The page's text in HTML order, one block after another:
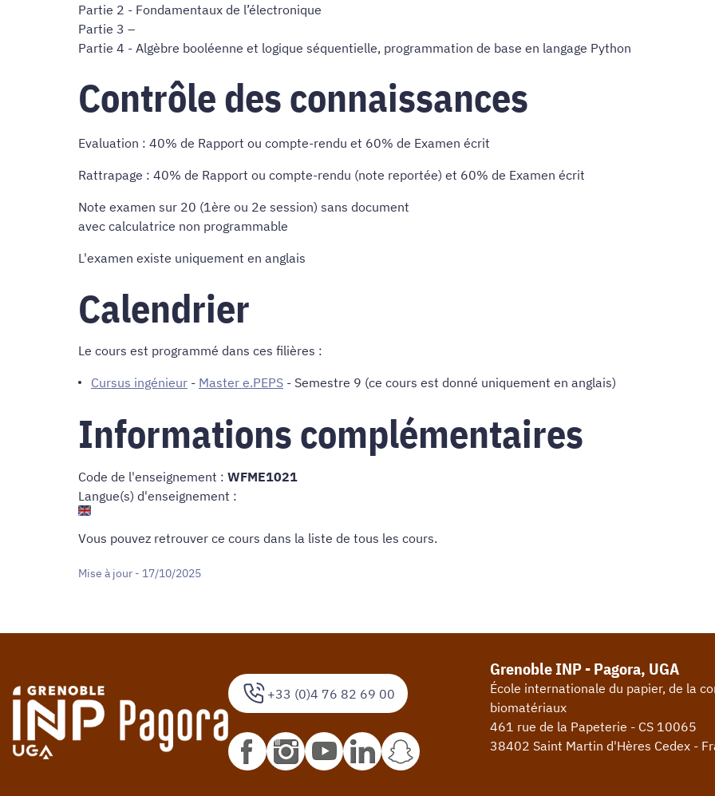
Partie 2 - Fondamentaux de l’électronique
Partie 3 –
Partie 4 - Algèbre booléenne et logique séquentielle, programmation de base en langage Python
Contrôle des connaissances
Evaluation : 40% de Rapport ou compte-rendu et 60% de Examen écrit
Rattrapage : 40% de Rapport ou compte-rendu (note reportée) et 60% de Examen écrit
Note examen sur 20 (1ère ou 2e session) sans document
avec calculatrice non programmable
L'examen existe uniquement en anglais
Calendrier
Le cours est programmé dans ces filières :
Cursus ingénieur - Master e.PEPS - Semestre 9 (ce cours est donné uniquement en anglais)
Informations complémentaires
Code de l'enseignement : WFME1021
Langue(s) d'enseignement :
Vous pouvez retrouver ce cours dans la liste de tous les cours.
Mise à jour - 17/10/2025
+33 (0)4 76 82 69 00
Grenoble INP - Pagora, UGA
École internationale du papier, de la
biomatériaux
461 rue de la Papeterie - CS 10065
38402 Saint Martin d'Hères Cedex -